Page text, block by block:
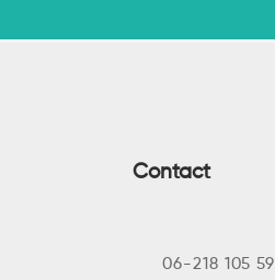
jouw school vergroot
Contact
06-218 105 59